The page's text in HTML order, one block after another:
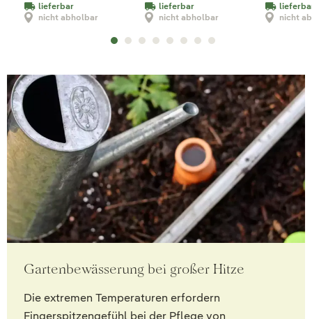
lieferbar
nicht abholbar
lieferbar
nicht abholbar
nicht
Gartenbewässerung bei großer Hitze
Die extremen Temperaturen erfordern
Fingerspitzengefühl bei der Pflege von